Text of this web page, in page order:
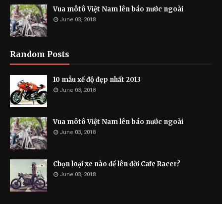
Vua môtô Việt Nam lên báo nước ngoài
June 03, 2018
Random Posts
10 mẫu xế độ đẹp nhất 2013
June 03, 2018
Vua môtô Việt Nam lên báo nước ngoài
June 03, 2018
Chọn loại xe nào để lên đời Cafe Racer?
June 03, 2018